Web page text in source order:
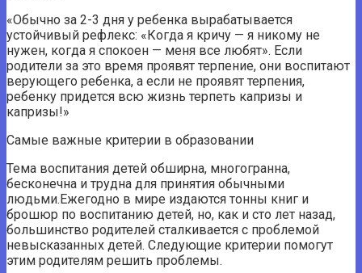
«Обычно за 2-3 дня у ребенка вырабатывается
устойчивый рефлекс: «Когда я кричу — я никому не
нужен, когда я спокоен — меня все любят». Если
родители за это время проявят терпение, они воспитают
верующего ребенка, а если не проявят терпения,
ребенку придется всю жизнь терпеть капризы и
капризы!»
Самые важные критерии в образовании
Тема воспитания детей обширна, многогранна,
бесконечна и трудна для принятия обычными
людьми.Ежегодно в мире издаются тонны книг и
брошюр по воспитанию детей, но, как и сто лет назад,
большинство родителей сталкивается с проблемой
невысказанных детей. Следующие критерии помогут
этим родителям решить проблемы.